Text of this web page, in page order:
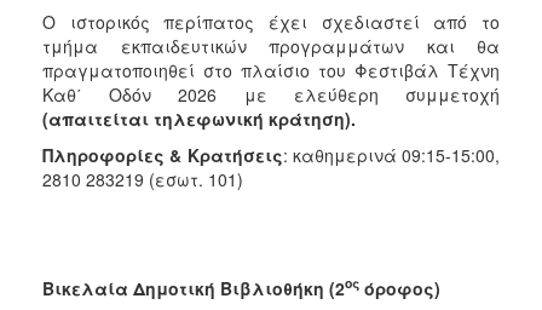
Ο ιστορικός περίπατος έχει σχεδιαστεί από το
τμήμα εκπαιδευτικών προγραμμάτων και θα
πραγματοποιηθεί στο πλαίσιο του Φεστιβάλ Τέχνη
Καθ΄ Οδόν 2026 με ελεύθερη συμμετοχή
(απαιτείται τηλεφωνική κράτηση).
Πληροφορίες & Κρατήσεις: καθημερινά 09:15-15:00,
2810 283219 (εσωτ. 101)
Βικελαία Δημοτική Βιβλιοθήκη (2ος όροφος)